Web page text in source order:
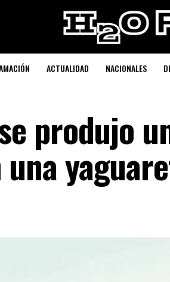
ACTUALIDAD NACIONALES
produjo